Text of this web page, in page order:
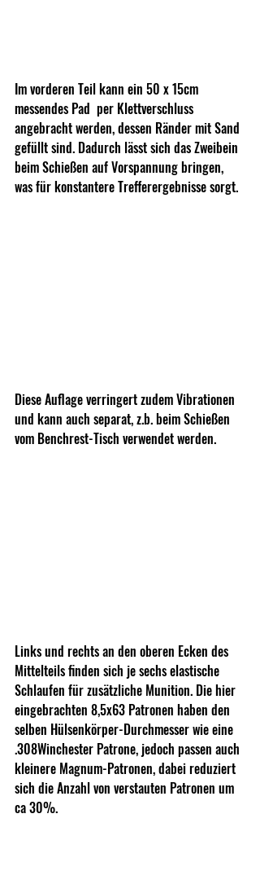
Im vorderen Teil kann ein 50 x 15cm
messendes Pad  per Klettverschluss
angebracht werden, dessen Ränder mit Sand
gefüllt sind. Dadurch lässt sich das Zweibein
beim Schießen auf Vorspannung bringen,
was für konstantere Trefferergebnisse sorgt.
Diese Auflage verringert zudem Vibrationen
und kann auch separat, z.b. beim Schießen
vom Benchrest-Tisch verwendet werden.
Links und rechts an den oberen Ecken des
Mittelteils finden sich je sechs elastische
Schlaufen für zusätzliche Munition. Die hier
eingebrachten 8,5x63 Patronen haben den
selben Hülsenkörper-Durchmesser wie eine
.308Winchester Patrone, jedoch passen auch
kleinere Magnum-Patronen, dabei reduziert
sich die Anzahl von verstauten Patronen um
ca 30%.